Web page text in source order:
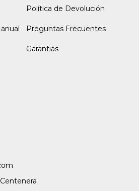
Política de Devolución
Preguntas Frecuentes
Garantias